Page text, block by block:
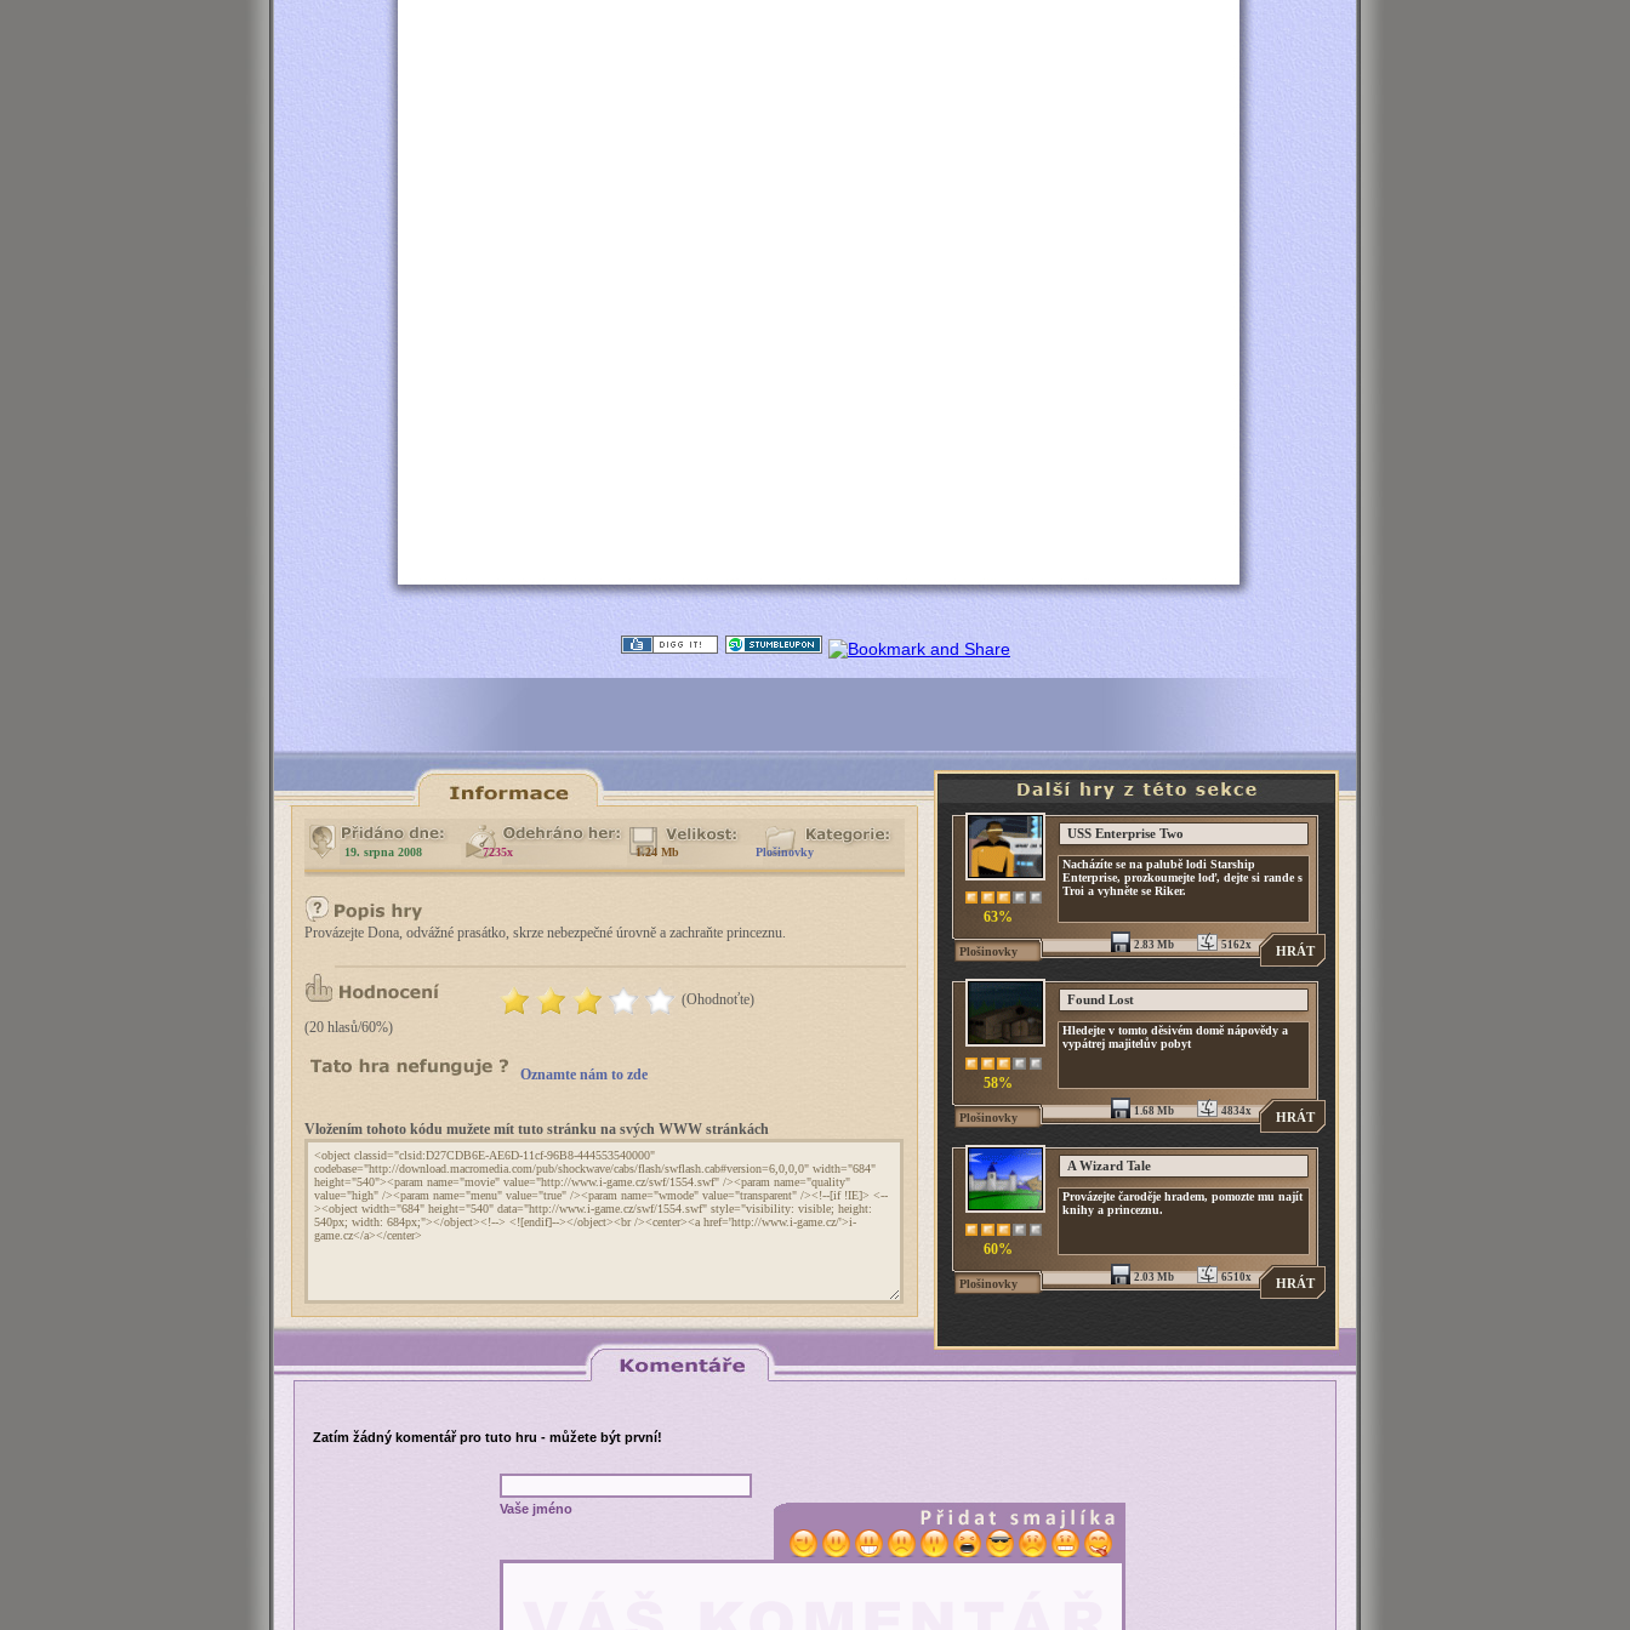
19. srpna 2008 7235x 1.24 Mb Plošinovky
Provázejte Dona, odvážné prasátko, skrze nebezpečné úrovně a zachraňte princeznu.
(Ohodnoťte)
(20 hlasů/60%)
Oznamte nám to zde
Vložením tohoto kódu mužete mít tuto stránku na svých WWW stránkách
63%
USS Enterprise Two
Nacházíte se na palubě lodi Starship
Enterprise, prozkoumejte loď, dejte si rande s
Troi a vyhněte se Riker.
Plošinovky HRÁT
5162x
2.83 Mb
58%
Found Lost
Hledejte v tomto děsivém domě nápovědy a
vypátrej majitelův pobyt
Plošinovky HRÁT
4834x
1.68 Mb
60%
A Wizard Tale
Provázejte čaroděje hradem, pomozte mu najít
knihy a princeznu.
Plošinovky HRÁT
6510x
2.03 Mb
Zatím žádný komentář pro tuto hru - můžete být první!
Vaše jméno